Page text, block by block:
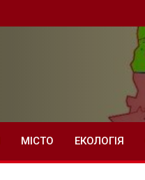
МІСТО ЕКОЛОГІЯ